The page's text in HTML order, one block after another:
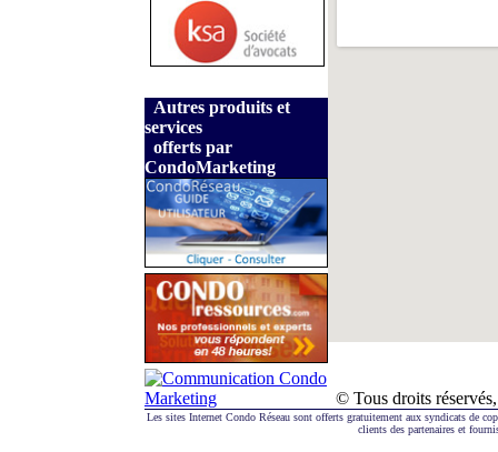
Autres produits et
services
offerts par
CondoMarketing
© Tous droits
Les sites Internet Condo Réseau sont offerts gratuitement aux syndicats de
clients des partenaires et